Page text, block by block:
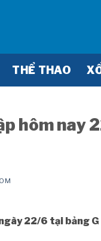
THỂ THAO
hôm nay
22/6 tại bảng